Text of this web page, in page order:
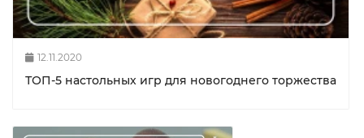
12.11.2020
ТОП-5 настольных игр для новогоднего торжества